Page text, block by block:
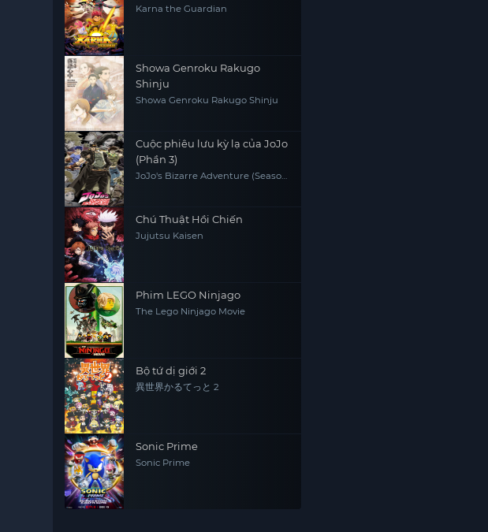
Karna the Guardian
Showa Genroku Rakugo
Shinju
Showa Genroku Rakugo Shinju
Cuộc phiêu lưu kỳ lạ của JoJo
(Phần 3)
JoJo's Bizarre Adventure (Season
Chú Thuật Hồi Chiến
Jujutsu Kaisen
Phim LEGO Ninjago
The Lego Ninjago Movie
Bộ tứ dị giới 2
異世界かるてっと 2
Sonic Prime
Sonic Prime